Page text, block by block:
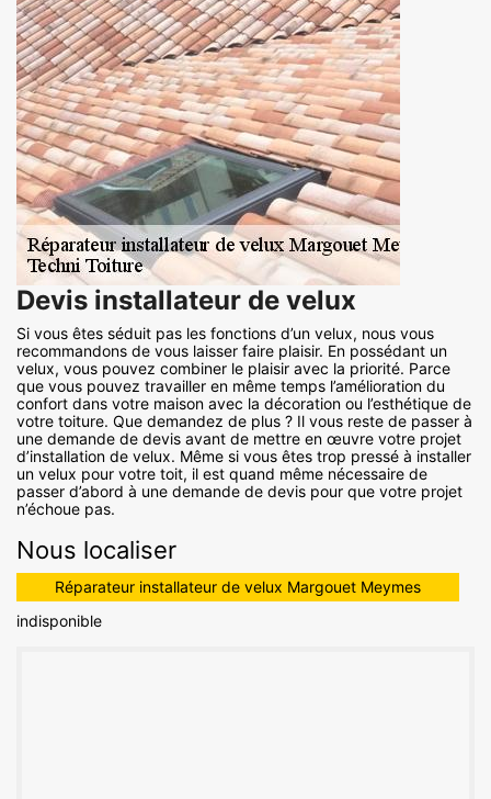
Devis installateur de velux
Si vous êtes séduit pas les fonctions d’un velux, nous vous
recommandons de vous laisser faire plaisir. En possédant un
velux, vous pouvez combiner le plaisir avec la priorité. Parce
que vous pouvez travailler en même temps l’amélioration du
confort dans votre maison avec la décoration ou l’esthétique de
votre toiture. Que demandez de plus ? Il vous reste de passer à
une demande de devis avant de mettre en œuvre votre projet
d’installation de velux. Même si vous êtes trop pressé à installer
un velux pour votre toit, il est quand même nécessaire de
passer d’abord à une demande de devis pour que votre projet
n’échoue pas.
Nous localiser
Réparateur installateur de velux Margouet Meymes
indisponible